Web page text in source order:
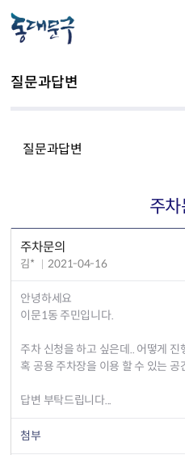
질문과답변
질문과답변
주차
주차문의
김* 2021-04-16
안녕하세요
이문1동 주민입니다.
주차 신청을 하고 싶은데.. 어떻게 진
혹 공용 주차장을 이용 할 수 있는 공
답변 부탁드립니다...
첨부